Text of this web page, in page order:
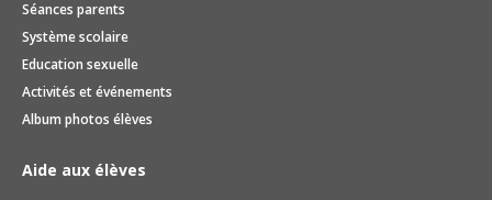
Séances parents
Système scolaire
Education sexuelle
Activités et événements
Album photos élèves
Aide aux élèves